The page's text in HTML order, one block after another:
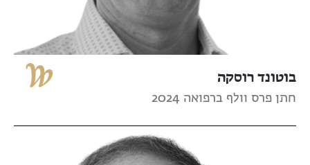
בוטונד רוסקה
חתן פרס וולף ברפואה 2024